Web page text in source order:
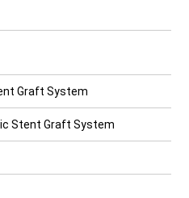
Graft System
Stent Graft System